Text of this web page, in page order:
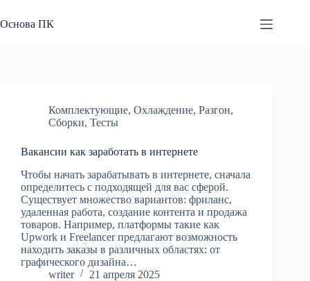
к
сути
Основа ПК
Комплектующие, Охлаждение, Разгон,
Сборки, Тесты
Вакансии как заработать в интернете
Чтобы начать зарабатывать в интернете, сначала
определитесь с подходящей для вас сферой.
Существует множество вариантов: фриланс,
удаленная работа, создание контента и продажа
товаров. Например, платформы такие как
Upwork и Freelancer предлагают возможность
находить заказы в различных областях: от
графического дизайна…
writer
21 апреля 2025